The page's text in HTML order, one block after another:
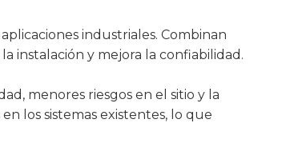
industriales. Combinan
instalación y mejora la confiabilidad.
menores riesgos en el sitio y la
los sistemas existentes, lo que